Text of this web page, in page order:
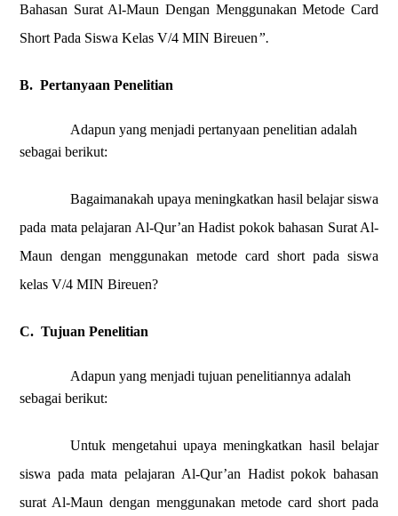
Bahasan Surat Al-Maun Dengan Menggunakan Metode Card
Short Pada Siswa Kelas V/4 MIN Bireuen”.
B. Pertanyaan Penelitian
Adapun yang menjadi pertanyaan penelitian adalah
sebagai berikut:
Bagaimanakah upaya meningkatkan hasil belajar siswa
pada mata pelajaran Al-Qur’an Hadist pokok bahasan Surat Al-
Maun dengan menggunakan metode card short pada siswa
kelas V/4 MIN Bireuen?
C. Tujuan Penelitian
Adapun yang menjadi tujuan penelitiannya adalah
sebagai berikut:
Untuk mengetahui upaya meningkatkan hasil belajar
siswa pada mata pelajaran Al-Qur’an Hadist pokok bahasan
surat Al-Maun dengan menggunakan metode card short pada